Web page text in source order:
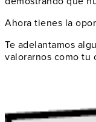
Ahora tienes la
Te adelantamos
valorarnos como tu